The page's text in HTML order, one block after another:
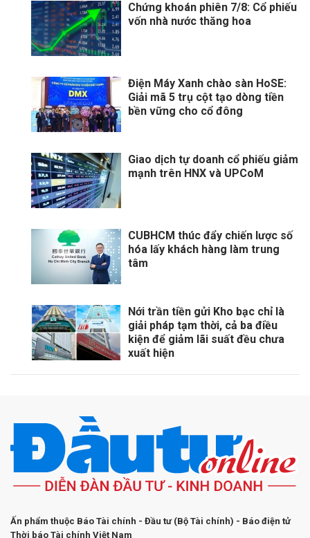
Chứng khoán phiên 7/8: Cổ phiếu
vốn nhà nước thăng hoa
Điện Máy Xanh chào sàn HoSE:
Giải mã 5 trụ cột tạo dòng tiền
bền vững cho cổ đông
Giao dịch tự doanh cổ phiếu giảm
mạnh trên HNX và UPCoM
CUBHCM thúc đẩy chiến lược số
hóa lấy khách hàng làm trung
tâm
Nới trần tiền gửi Kho bạc chỉ là
giải pháp tạm thời, cả ba điều
kiện để giảm lãi suất đều chưa
xuất hiện
Ấn phẩm thuộc Báo Tài chính - Đầu tư (Bộ Tài chính) - Báo điện tử
Thời báo Tài chính Việt Nam